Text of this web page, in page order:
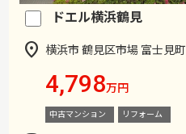
ドエル横浜鶴見
横浜市 鶴見区市場 富士見町
4,798万円
中古マンション リフォーム